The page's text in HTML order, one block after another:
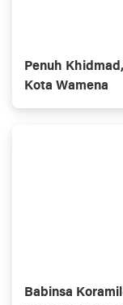
Penuh
Kota Wamena
Babinsa